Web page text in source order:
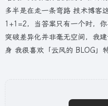
多半是在走一条弯路 技术博客
1+1=2，当答案只有一个时，
突破差异化并非毫无空间，我
身 我很喜欢「云风的 BLOG」